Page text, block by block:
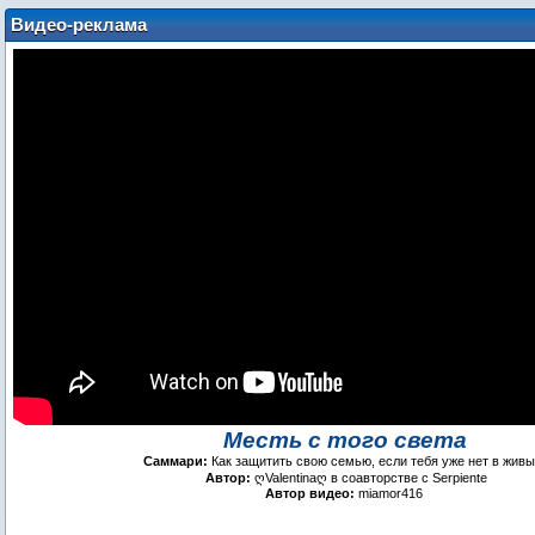
Видео-реклама
Месть с того света
Саммари: Как защитить свою семью, если тебя уже нет в
Автор: ღValentinaღ в соавторстве с Serpiente
Автор видео: miamor416